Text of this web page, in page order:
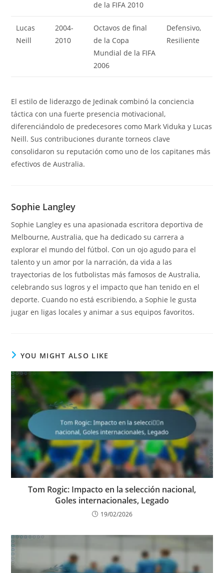
de la FIFA 2010
Lucas
Neill
2004-
2010
Octavos de final
de la Copa
Mundial de la FIFA
2006
Defensivo,
Resiliente
El estilo de liderazgo de Jedinak combinó la conciencia
táctica con una fuerte presencia motivacional,
diferenciándolo de predecesores como Mark Viduka y Lucas
Neill. Sus contribuciones durante torneos clave
consolidaron su reputación como uno de los capitanes más
efectivos de Australia.
Sophie Langley
Sophie Langley es una apasionada escritora deportiva de
Melbourne, Australia, que ha dedicado su carrera a
explorar el mundo del fútbol. Con un ojo agudo para el
talento y un amor por la narración, da vida a las
trayectorias de los futbolistas más famosos de Australia,
celebrando sus logros y el impacto que han tenido en el
deporte. Cuando no está escribiendo, a Sophie le gusta
jugar en ligas locales y animar a sus equipos favoritos.
YOU MIGHT ALSO LIKE
Tom Rogic: Impacto en la selección nacional,
Goles internacionales, Legado
19/02/2026